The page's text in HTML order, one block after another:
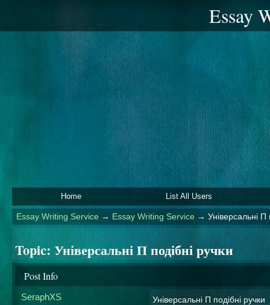
Essay
Home List All Users
Essay Writing Service → Essay Writing Service → Універсальні П
Topic: Універсальні П подібні ручки
Post Info
SeraphXS Універсальні П подібні ручки